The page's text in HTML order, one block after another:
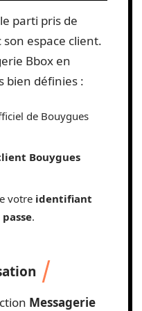
le parti pris de
espace client.
Bbox en
bien définies :
de Bouygues
Bouygues
votre identifiant
.
Messagerie